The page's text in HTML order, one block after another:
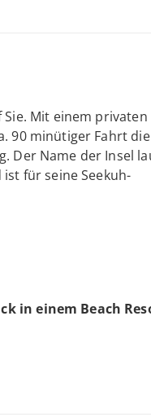
Mit einem privaten
90 minütiger Fahrt die
Der Name der Insel
ist für seine Seekuh-
in einem Beach